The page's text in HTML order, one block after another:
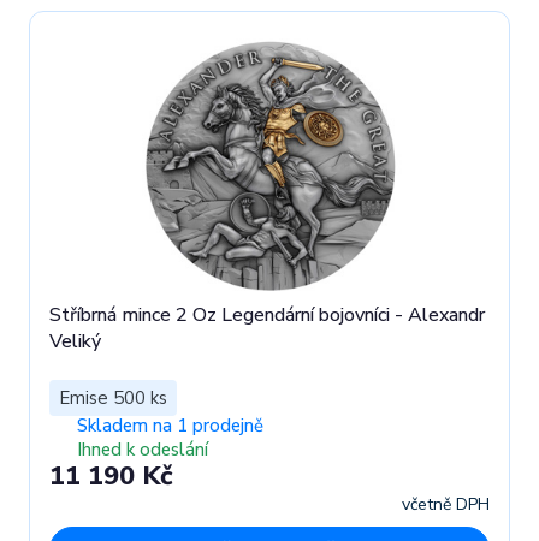
Stříbrná mince 2 Oz Legendární bojovníci - Alexandr
Veliký
Emise 500 ks
Skladem na 1 prodejně
Ihned k odeslání
11 190 Kč
včetně DPH